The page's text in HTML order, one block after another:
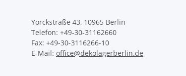
Yorckstraße 43, 10965 Berlin
Telefon: +49-30-31162660
Fax: +49-30-3116266-10
E-Mail: office@dekolagerberlin.de